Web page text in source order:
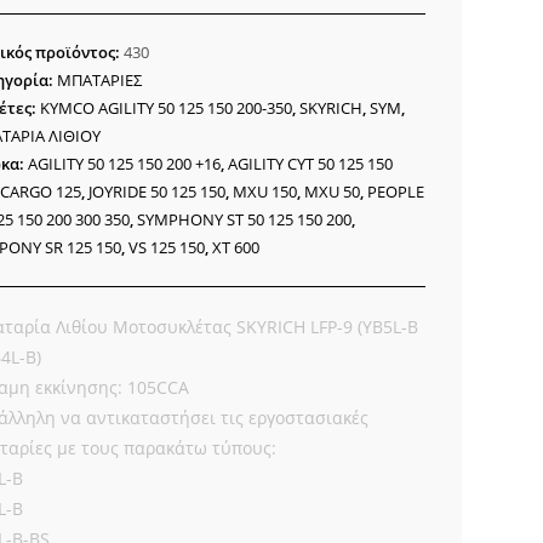
προϊόντος:430
ΜΠΑΤΑΡΙΕΣ
KYMCO AGILITY 50 125 150 200-350,SKYRICH,SYM,
ΛΙΘΙΟΥ
AGILITY 50 125 150 200 +16,AGILITY CYT 50 125 150
CARGO 125, JOYRIDE 50 125 150, MXU 150, MXU 50, PEOPLE
150 200 300 350,SYMPHONY ST 50 125 150 200,
SR 125 150,VS 125 150,XT 600
Λιθίου Μοτοσυκλέτας SKYRICH LFP-9 (YB5L-B
B)
εκκίνησης: 105CCA
να αντικαταστήσει τις εργοστασιακές
με τους παρακάτω τύπους:
B
B